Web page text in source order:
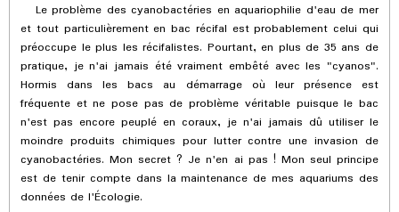
Le problème des cyanobactéries en aquariophilie d'eau de mer
et tout particulièrement en bac récifal est probablement celui qui
préoccupe le plus les récifalistes. Pourtant, en plus de 35 ans de
pratique, je n'ai jamais été vraiment embêté avec les "cyanos".
Hormis dans les bacs au démarrage où leur présence est
fréquente et ne pose pas de problème véritable puisque le bac
n'est pas encore peuplé en coraux, je n'ai jamais dû utiliser le
moindre produits chimiques pour lutter contre une invasion de
cyanobactéries. Mon secret ? Je n'en ai pas ! Mon seul principe
est de tenir compte dans la maintenance de mes aquariums des
données de l'Écologie.